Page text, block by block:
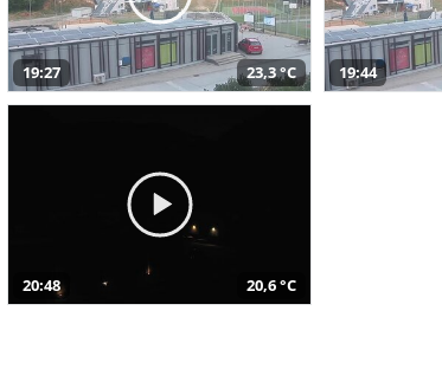
19:27 23,3 °C 19:44
20:48 20,6 °C